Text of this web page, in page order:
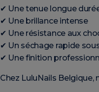
✔ Une tenue longue
✔ Une brillance intense
✔ Une résistance aux
✔ Un séchage rapide
✔ Une finition
Chez LuluNails